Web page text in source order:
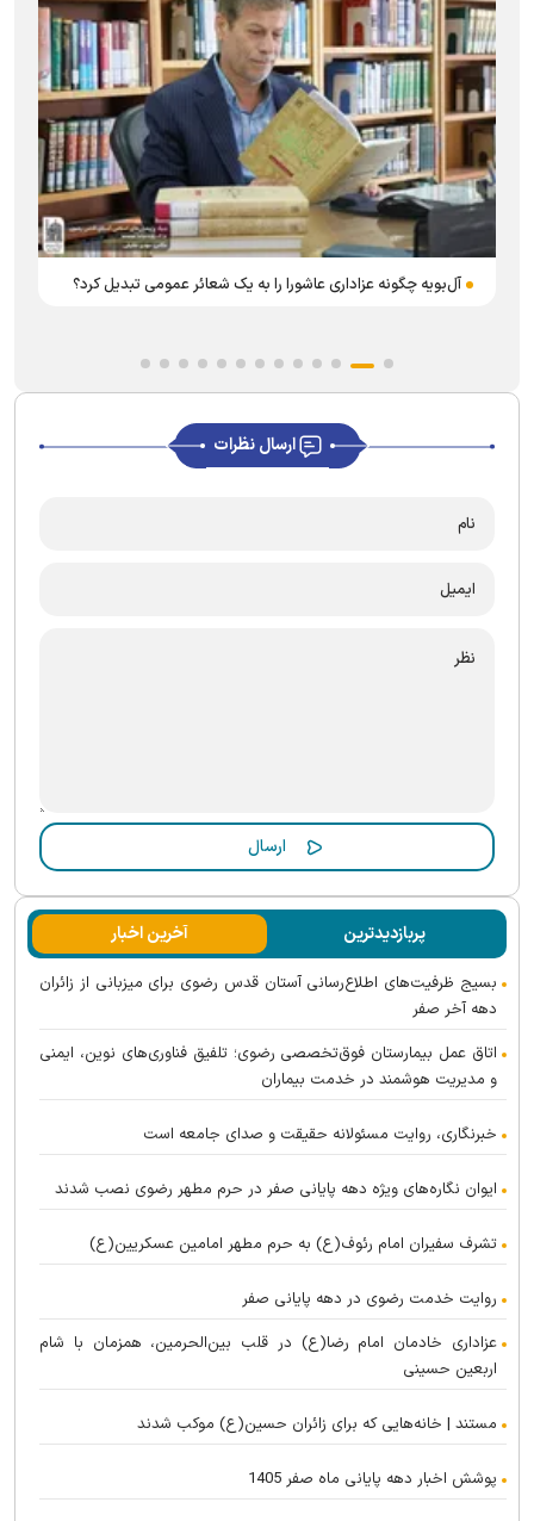
آل‌بویه چگونه عزاداری عاشورا را به یک شعائر عمومی تبدیل کرد؟
ارسال نظرات
پربازدیدترین آخرین اخبار
بسیج ظرفیت‌های اطلاع‌رسانی آستان قدس رضوی برای میزبانی از زائران
دهه آخر صفر
اتاق عمل بیمارستان فوق‌تخصصی رضوی؛ تلفیق فناوری‌های نوین، ایمنی
و مدیریت هوشمند در خدمت بیماران
خبرنگاری، روایت مسئولانه حقیقت و صدای جامعه است
ایوان نگاره‌های ویژه دهه پایانی صفر در حرم مطهر رضوی نصب شدند
تشرف سفیران امام رئوف(ع) به حرم مطهر امامین عسکریین(ع)
روایت خدمت رضوی در دهه پایانی صفر
عزاداری خادمان امام رضا(ع) در قلب بین‌الحرمین، همزمان با شام
اربعین حسینی
مستند | خانه‌هایی که برای زائران حسین(ع) موکب شدند
پوشش اخبار دهه پایانی ماه صفر 1405